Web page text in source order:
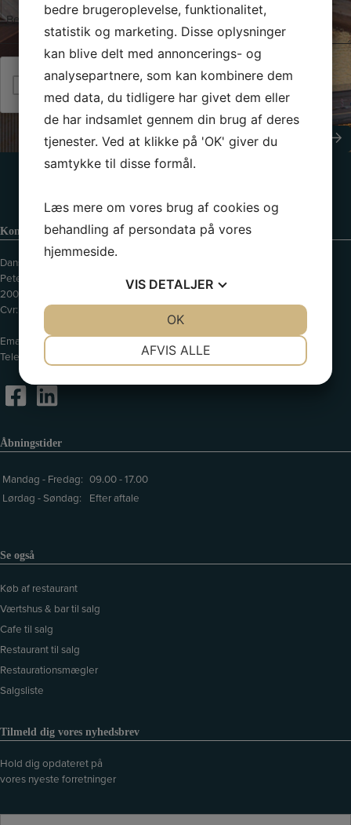
e
f
o
B
d
Jeg er ikke en robot
Send besked
Kontaktinformation
Dansk Erhvervscenter ApS // Dansk Ejendoms-Center ApS
Peter Bangs Vej 121
2000 Frederiksberg
Cvr: 39075490
Email:
info@de-c.dk
Telefon:
35 37 28 22
Åbningstider
Mandag - Fredag: 09.00 - 17.00
Lørdag - Søndag: Efter aftale
Se også
Køb af restaurant
Værtshus & bar til salg
Cafe til salg
Restaurant til salg
Restaurationsmægler
Salgsliste
Tilmeld dig vores nyhedsbrev
Hold dig opdateret på
vores nyeste forretninger
bedre brugeroplevelse, funktionalitet,
statistik og marketing. Disse oplysninger
kan blive delt med annoncerings- og
analysepartnere, som kan kombinere dem
med data, du tidligere har givet dem eller
de har indsamlet gennem din brug af deres
tjenester. Ved at klikke på 'OK' giver du
samtykke til disse formål.
Læs mere om vores brug af cookies og
behandling af persondata på vores
hjemmeside.
VIS DETALJER
AFVIS ALLE
OK